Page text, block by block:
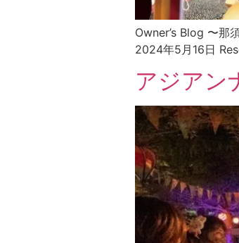
Owner’s Blog 〜那
2024年5月16日
アジアン